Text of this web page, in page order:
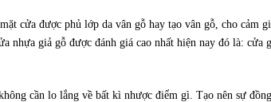
cửa được phủ lớp da vân gỗ hay tạo vân gỗ, cho cảm
nhựa giả gỗ được đánh giá cao nhất hiện nay đó là: cửa
cần lo lắng về bất kì nhược điểm gì. Tạo nên sự đồng